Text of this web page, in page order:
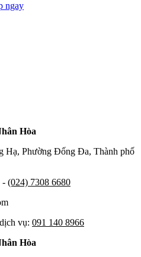
ngay
Hòa
Hạ, Phường Đống Đa, Thành phố
- (024) 7308 6680
vụ: 091 140 8966
Hòa